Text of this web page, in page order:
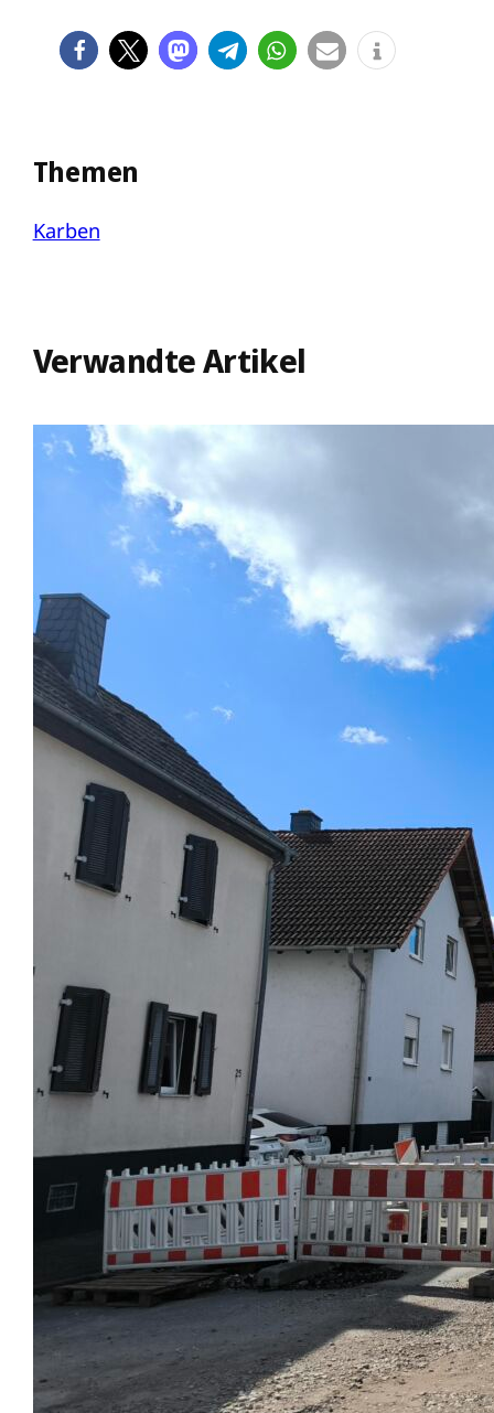
Themen
Karben
Verwandte Artikel